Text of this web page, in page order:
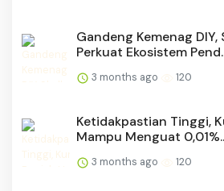
Gandeng Kemenag
Perkuat Ekosistem
3 months ago 120
Ketidakpastian Tinggi,
Mampu Menguat
3 months ago 120